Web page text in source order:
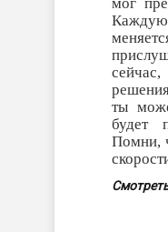
ты
будет
Помни,